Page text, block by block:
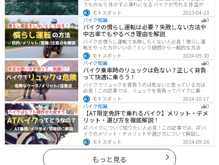
うものなら 体がずぶ濡れになる バイクが汚れる 体温が奪
われて集中力が低下する 雨で視界が悪くなる 路面が濡れ
て滑りやすくなるなど、晴れの日にはないマイナス要素
が盛りだくさんでライダーに押し寄せてきます。そんな
雨の中を好んで走ろうなんて誰も考えていないはずです
が、どうしても避けられない場合もありますよね。この
記事では、レインウエアや防水バッグをはじめ、ライダ
ーや荷物を雨から守るための方法やグッズなどについて
紹介します。雨はライダーにとって非常に厄介なモノで
すが、バッチリと対策しておけば意外と快適に走れてし
まうものです
モトスポット
2023-04-23
バイク知識
0
バイクの慣らし運転は必要？失敗しない方法や
中古車でもやるべき理由を解説
バイクの慣らし運転で失敗したくない人必見！慣らし運
転をやった方がいいの？という疑問から一般的な方法、
メーカ推奨の方法まで具体的に解説します。注意点や中
古車でもやった方がいいのか慣らし運転後にやるべきこ
ともまとめたので、これからバイクを買おうとしている
人は参考にしてください。
モトスポット
2024-09-30
バイク知識
0
バイク乗車時のリュックは危ない？正しく背負
って快適に乗ろう！
バイクでリュックを背負うのは危ないと思っている方は
必見！この記事では、リュックを背負ってバイクに乗る
リスクと、安全な方法を紹介しています。実は、荷物の
量や配置を工夫することで、安全にリュックを使用する
ことが可能です。この記事を読めば、バイク乗車時にリ
ュックを安全に使う方法がわかります。
モトスポット
2024-10-17
バイク知識
0
【AT限定免許で乗れるバイク】メリット・デメ
リット・選び方を徹底解説！
ATバイクについて知りたい人必見！この記事では、ATバ
イクのメリット・デメリットや選び方について解説しま
す。 実はAT限定免許で乗れるバイクの種類は多数ありま
す。記事を参考に、自分に合ったATバイクを選びましょ
う。
モトスポット 2024-09-26
もっと見る